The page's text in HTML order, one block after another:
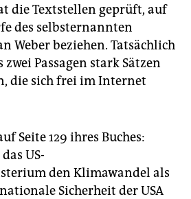
die Textstellen geprüft, auf
des selbsternannten
Weber beziehen. Tatsächlich
Passagen stark Sätzen
die sich frei im Internet
Seite 129 ihres Buches:
US-
den Klimawandel als
Sicherheit der USA